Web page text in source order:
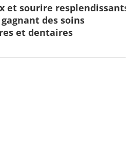
et sourire resplendissants
des soins
et dentaires